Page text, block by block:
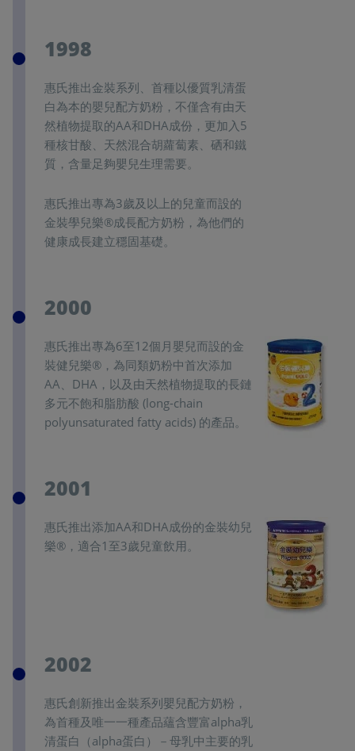
1998
惠氏推出金裝系列、首種以優質乳清蛋
白為本的嬰兒配方奶粉，不僅含有由天
然植物提取的AA和DHA成份，更加入5
種核甘酸、天然混合胡蘿蔔素、硒和鐵
質，含量足夠嬰兒生理需要。
惠氏推出專為3歲及以上的兒童而設的
金裝學兒樂®成長配方奶粉，為他們的
健康成長建立穩固基礎。
2000
惠氏推出專為6至12個月嬰兒而設的金
裝健兒樂®，為同類奶粉中首次添加
AA、DHA，以及由天然植物提取的長鏈
多元不飽和脂肪酸 (long-chain
polyunsaturated fatty acids) 的產品。
2001
惠氏推出添加AA和DHA成份的金裝幼兒
樂®，適合1至3歲兒童飲用。
2002
惠氏創新推出金裝系列嬰兒配方奶粉，
為首種及唯一一種產品蘊含豐富alpha乳
清蛋白（alpha蛋白）－母乳中主要的乳